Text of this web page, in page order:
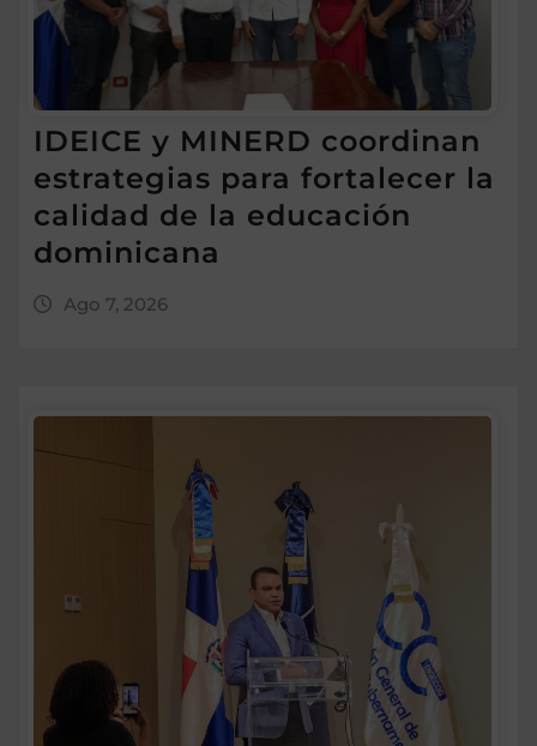
IDEICE y MINERD coordinan
estrategias para fortalecer la
calidad de la educación
dominicana
Ago 7, 2026